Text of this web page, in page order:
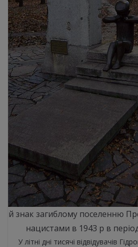
знак загиблому поселенню
нацистами в 1943 р в
У літні дні тисячі відвідувачів